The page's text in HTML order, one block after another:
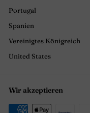
Portugal
Spanien
Vereinigtes Königreich
United States
Wir akzeptieren